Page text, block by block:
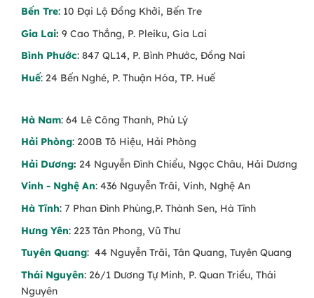
Bến Tre: 10 Đại Lộ Đồng Khởi, Bến Tre
Gia Lai: 9 Cao Thắng, P. Pleiku, Gia Lai
Bình Phước: 847 QL14, P. Bình Phước, Đồng Nai
Huế: 24 Bến Nghé, P. Thuận Hóa, TP. Huế
Hà Nam: 64 Lê Công Thanh, Phủ Lý
Hải Phòng: 200B Tô Hiệu, Hải Phòng
Hải Dương: 24 Nguyễn Đình Chiểu, Ngọc Châu, Hải Dương
Vinh - Nghệ An: 436 Nguyễn Trãi, Vinh, Nghệ An
Hà Tĩnh: 7 Phan Đình Phùng,P. Thành Sen, Hà Tĩnh
Hưng Yên: 223 Tân Phong, Vũ Thư
Tuyên Quang: 44 Nguyễn Trãi, Tân Quang, Tuyên Quang
Thái Nguyên: 26/1 Dương Tự Minh, P. Quan Triều, Thái
Nguyên